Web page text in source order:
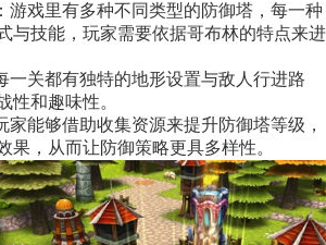
游戏里有多种不同类型的防御塔，每一种
与技能，玩家需要依据哥布林的特点来进
一关都有独特的地形设置与敌人行进路
性和趣味性。
家能够借助收集资源来提升防御塔等级，
果，从而让防御策略更具多样性。